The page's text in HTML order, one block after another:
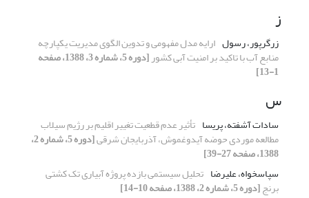
ز
زرگرپور، رسول ارایه مدل مفهومی و تدوین الگوی مدیریت یکپارچه
منابع آب با تاکید بر امنیت آبی کشور [دوره 5، شماره 3، 1388، صفحه
1-13]
س
سادات آشفته، پریسا تأثیر عدم قطعیت تغییر اقلیم بر رژیم سیلاب
مطالعه موردی حوضه آیدوغموش، آذربایجان شرقی [دوره 5، شماره 2،
1388، صفحه 27-39]
سپاسخواه، علیرضا تحلیل سیستمی بازده پروژه آبیاری تک کشتی
برنج[دوره 5، شماره 2، 1388، صفحه 10-14]